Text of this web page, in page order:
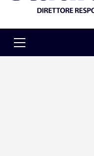
Menu